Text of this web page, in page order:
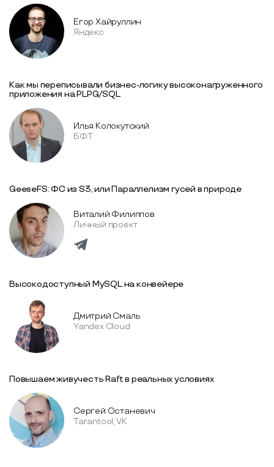
Егор Хайруллин
Яндекс
Как мы переписывали бизнес-логику высоконагруженного
приложения на PLPG/SQL
Илья Колокутский
БФТ
GeeseFS: ФС из S3, или Параллелизм гусей в природе
Виталий Филиппов
Личный проект
Высокодоступный MySQL на конвейере
Дмитрий Смаль
Yandex Cloud
Повышаем живучесть Raft в реальных условиях
Сергей Останевич
Tarantool, VK